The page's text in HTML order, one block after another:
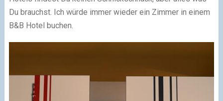
Du brauchst. Ich würde immer wieder ein Zimmer in einem
B&B Hotel buchen.